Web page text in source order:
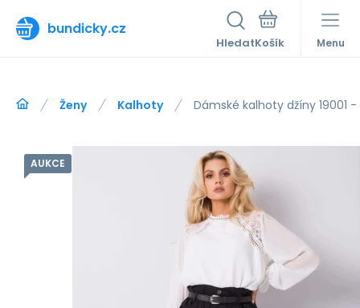
bundicky.cz
Hledat Menu
Ženy Kalhoty Dámské kalhoty džíny 19001 -
AUKCE